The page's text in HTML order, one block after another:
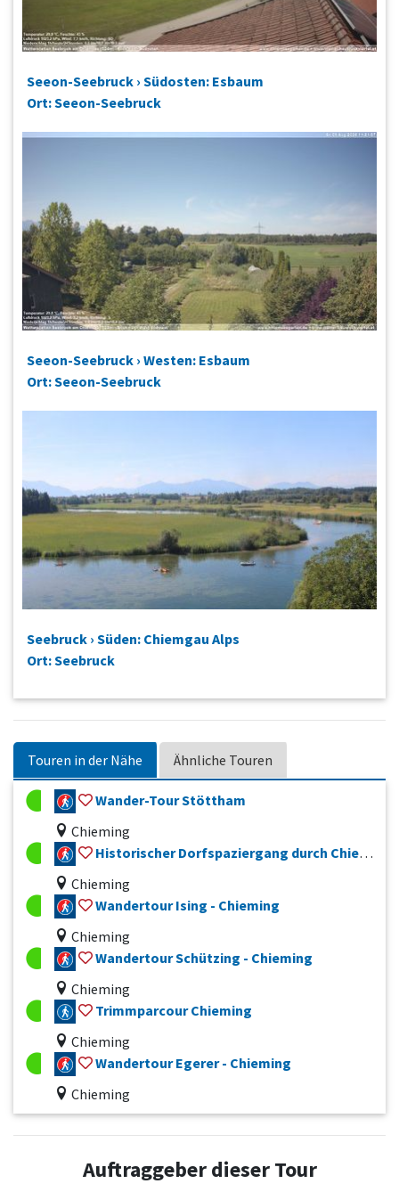
Seeon-Seebruck › Südosten: Esbaum
Ort: Seeon-Seebruck
Seeon-Seebruck › Westen: Esbaum
Ort: Seeon-Seebruck
Seebruck › Süden: Chiemgau Alps
Ort: Seebruck
Touren in der Nähe Ähnliche Touren
Wander-Tour Stöttham
Chieming
Historischer Dorfspaziergang durch Chieming
Chieming
Wandertour Ising - Chieming
Chieming
Wandertour Schützing - Chieming
Chieming
Trimmparcour Chieming
Chieming
Wandertour Egerer - Chieming
Chieming
Auftraggeber dieser Tour